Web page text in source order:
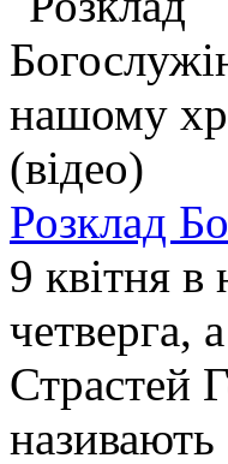
Розклад
9 квітня
четверга,
Страстей